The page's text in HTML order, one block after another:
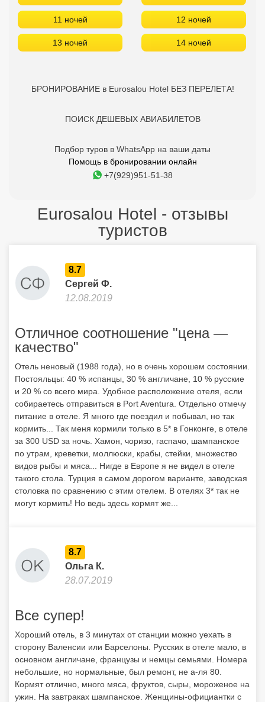
11 ночей 12 ночей
13 ночей 14 ночей
БРОНИРОВАНИЕ в Eurosalou Hotel БЕЗ ПЕРЕЛЕТА!
ПОИСК ДЕШЕВЫХ АВИАБИЛЕТОВ
Подбор туров в WhatsApp на ваши даты
Помощь в бронировании онлайн
+7(929)951-51-38
Eurosalou Hotel - отзывы
туристов
8.7
Сергей Ф.
12.08.2019
Отличное соотношение "цена —
качество"
Отель неновый (1988 года), но в очень хорошем состоянии.
Постояльцы: 40 % испанцы, 30 % англичане, 10 % русские
и 20 % со всего мира. Удобное расположение отеля, если
собираетесь отправиться в Port Aventura. Отдельно отмечу
питание в отеле. Я много где поездил и побывал, но так
кормить... Так меня кормили только в 5* в Гонконге, в отеле
за 300 USD за ночь. Хамон, чоризо, гаспачо, шампанское
по утрам, креветки, моллюски, крабы, стейки, множество
видов рыбы и мяса... Нигде в Европе я не видел в отеле
такого стола. Турция в самом дорогом варианте, заводская
столовка по сравнению с этим отелем. В отелях 3* так не
могут кормить! Но ведь здесь кормят же...
8.7
Ольга К.
28.07.2019
Все супер!
Хороший отель, в 3 минутах от станции можно уехать в
сторону Валенсии или Барселоны. Русских в отеле мало, в
основном англичане, французы и немцы семьями. Номера
небольшие, но нормальные, был ремонт, не а-ля 80.
Кормят отлично, много мяса, фруктов, сыры, мороженое на
ужин. На завтраках шампанское. Женщины-официантки с